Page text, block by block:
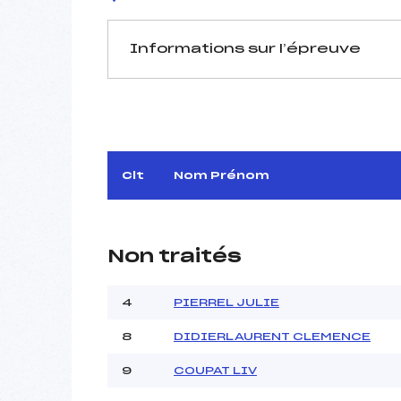
Informations sur l’épreuve
D.T Adjoint :
Dir. Epreuve :
Coefficient :
Style :
Clt Nom Prénom
Non traités
4 PIERREL JULIE
8 DIDIERLAURENT CLEMENCE
9 COUPAT LIV